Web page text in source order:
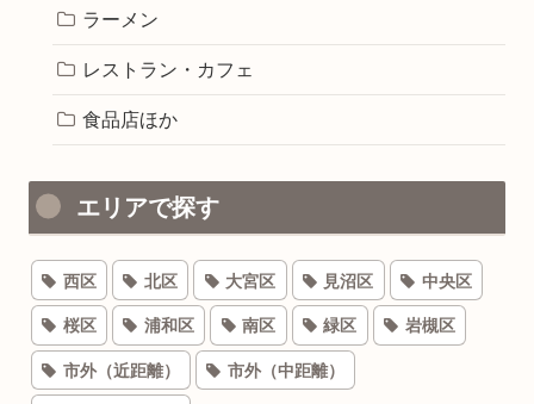
ラーメン
レストラン・カフェ
食品店ほか
エリアで探す
西区 北区 大宮区 見沼区 中央区
桜区 浦和区 南区 緑区 岩槻区
市外（近距離） 市外（中距離）